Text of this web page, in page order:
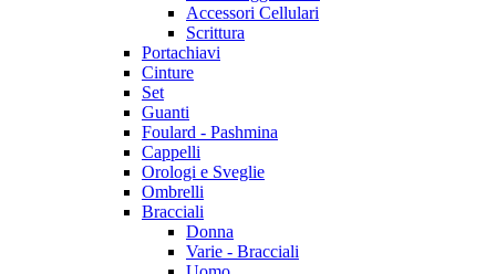
Accessori Cellulari
Scrittura
Portachiavi
Cinture
Set
Guanti
Foulard - Pashmina
Cappelli
Orologi e Sveglie
Ombrelli
Bracciali
Donna
Varie - Bracciali